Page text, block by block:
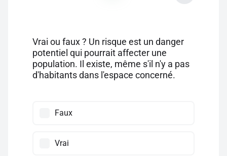
Vrai ou faux ? Un risque est un danger
potentiel qui pourrait affecter une
population. Il existe, même s'il n'y a pas
d'habitants dans l'espace concerné.
Faux
Vrai